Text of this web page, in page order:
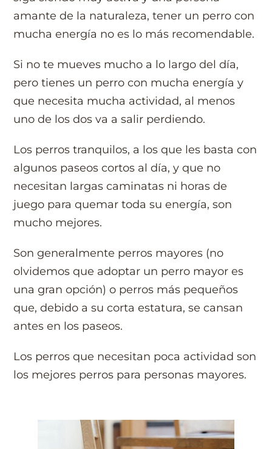
amante de la naturaleza, tener un perro con
mucha energía no es lo más recomendable.
Si no te mueves mucho a lo largo del día,
pero tienes un perro con mucha energía y
que necesita mucha actividad, al menos
uno de los dos va a salir perdiendo.
Los perros tranquilos, a los que les basta con
algunos paseos cortos al día, y que no
necesitan largas caminatas ni horas de
juego para quemar toda su energía, son
mucho mejores.
Son generalmente perros mayores (no
olvidemos que adoptar un perro mayor es
una gran opción) o perros más pequeños
que, debido a su corta estatura, se cansan
antes en los paseos.
Los perros que necesitan poca actividad son
los mejores perros para personas mayores.